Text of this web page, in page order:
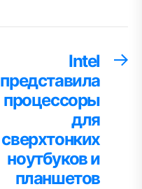
Intel
представила
процессоры
для
сверхтонких
ноутбуков и
планшетов